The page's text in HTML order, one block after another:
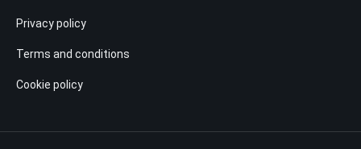
Privacy policy
Terms and conditions
Cookie policy